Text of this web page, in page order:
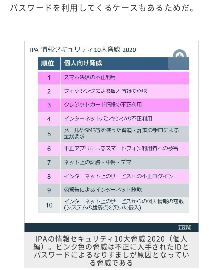
パスワードを利用してくるケースもあるためだ。
IPAの情報セキュリティ10大脅威 2020（個人
編）。ピンク色の脅威は不正に入手されたIDと
パスワードによるなりすましが原因となってい
る脅威である